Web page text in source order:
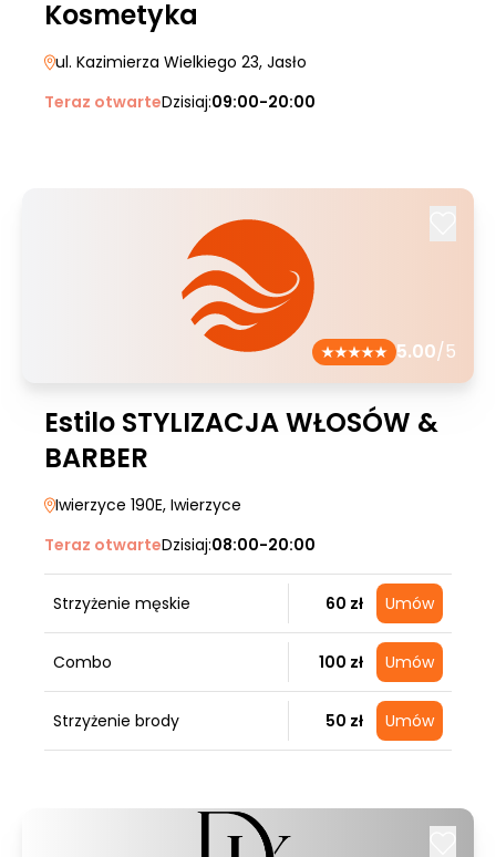
Kosmetyka
ul. Kazimierza Wielkiego 23, Jasło
Teraz otwarteDzisiaj:09:00-20:00
5.00/5
Estilo STYLIZACJA WŁOSÓW &
BARBER
Iwierzyce 190E, Iwierzyce
Teraz otwarteDzisiaj:08:00-20:00
Strzyżenie męskie 60 zł Umów
Combo 100 zł Umów
Strzyżenie brody 50 zł Umów